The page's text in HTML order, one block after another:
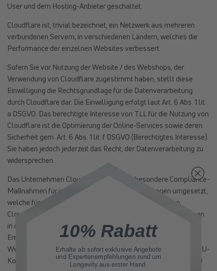
User und dem Hosting-Anbieter geschaltet.
Cloudflare ist, trivial bezeichnet, ein Netzwerk aus mehreren
verbundenen Servern, in verschiedenen Ländern, welches die
Performance der einzelnen Websites verbessert.
Sofern Sie vor Nutzung der Website / des Webshops, der
Verwendung von Cloudflare zugestimmt haben, stellt diese
Einwilligung die Rechtsgrundlage für die Datenverarbeitung
durch Cloudflare dar. Die Einwilligung erfolgt laut Art. 6 Abs. 1 lit.
a DSGVO. Das berechtigte Interesse von TLL für die Nutzung von
Cloudflare ist die Optimierung der Online-Services sowie deren
Sicherheit gem. Art. 6 Abs. 1 lit. f DSGVO (Berechtigtes Interesse).
Sie haben jedoch jederzeit das Recht, der Datenverarbeitung zu
widersprechen.
Das Unternehmen Cloudflare hat hierbei besondere Compliance-
Maßnahmen für internationale Datenübermittlungen umgesetzt,
welche für alle weltweiten Aktivitäten gelten, bei denen
Cloudflare personenbezogene Daten von natürlichen Personen
in der EU verarbeitet. Als Basis für die Datenverarbeitung bei
Empfängern mit Sitz in Drittstaaten (u.a. USA) oder für die
Weitergabe von Daten dorthin, verwendet Cloudflare von der EU-
Kommission genehmigte Standardvertragsklauseln (Art 46 (2)
10% Rabatt
Erhalte ab sofortexklusive Angebote
und Expertenempfehlungen rund um
Longevity aus erster Hand.